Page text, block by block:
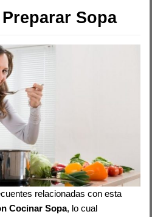
Sopa
relacionadas con esta
Cocinar Sopa, lo cual